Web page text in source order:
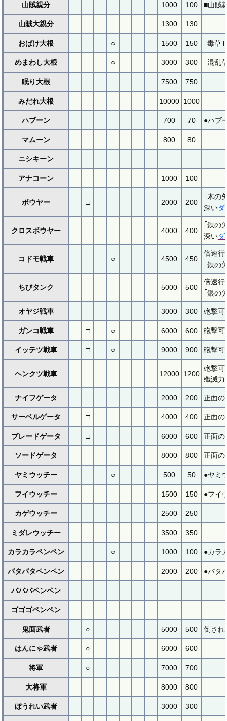
山賊親分 1000 100 ■山賊
山賊大親分 1300 130
おばけ大根 ○ 1500 150 ｢毒草
めまわし大根 ○ 3000 300 ｢混乱
眠り大根 7500 750
みだれ大根 10000 1000
ハブーン 700 70 ●ハブ
マムーン 800 80
ニシキーン
アナコーン 1000 100
ボウヤー □ 2000 200
｢木の
深いダ
クロスボウヤー 4000 400
｢鉄の
深いダ
コドモ戦車 ○ 4500 450
倍速行
｢鉄の
ちびタンク 5000 500
倍速行
｢銀の
オヤジ戦車 3000 300 砲撃可
ガンコ戦車 □ ○ 6000 600 砲撃可
イッテツ戦車 □ ○ 9000 900 砲撃可
ヘンクツ戦車 12000 1200
砲撃可
殲滅力
ナイフゲータ 2000 200 正面の
サーベルゲータ □ 4000 400 正面の
ブレードゲータ □ 6000 600 正面の
ソードゲータ 8000 800 正面の
ヤミウッチー ○ 500 50 ●ヤミ
フイウッチー 1500 150 ●フイ
カゲウッチー 2500 250
ミダレウッチー 3500 350
カラカラペンペン ○ 1000 100 ●カラ
パタパタペンペン 2000 200 ●パタ
バババペンペン
ゴゴゴペンペン
鬼面武者 ○ 5000 500 倒され
はんにゃ武者 ○ 6000 600
将軍 ○ 7000 700
大将軍 8000 800
ぼうれい武者 3000 300